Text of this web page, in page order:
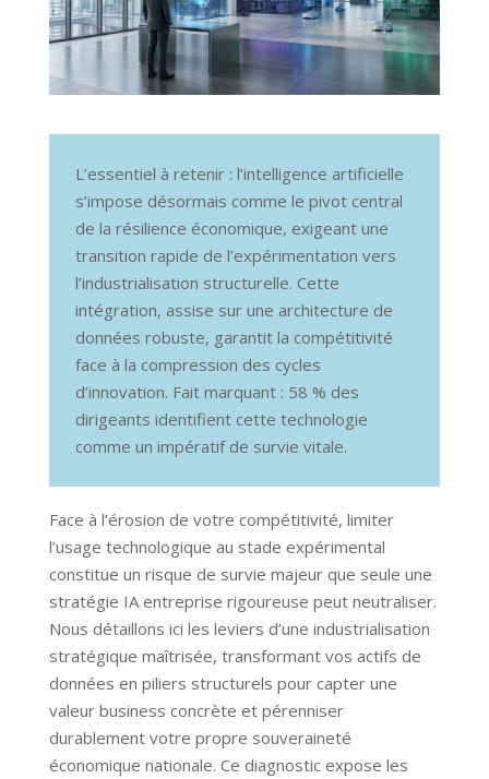
L’essentiel à retenir : l’intelligence artificielle
s’impose désormais comme le pivot central
de la résilience économique, exigeant une
transition rapide de l’expérimentation vers
l’industrialisation structurelle. Cette
intégration, assise sur une architecture de
données robuste, garantit la compétitivité
face à la compression des cycles
d’innovation. Fait marquant : 58 % des
dirigeants identifient cette technologie
comme un impératif de survie vitale.
Face à l’érosion de votre compétitivité, limiter
l’usage technologique au stade expérimental
constitue un risque de survie majeur que seule une
stratégie IA entreprise rigoureuse peut neutraliser.
Nous détaillons ici les leviers d’une industrialisation
stratégique maîtrisée, transformant vos actifs de
données en piliers structurels pour capter une
valeur business concrète et pérenniser
durablement votre propre souveraineté
économique nationale. Ce diagnostic expose les